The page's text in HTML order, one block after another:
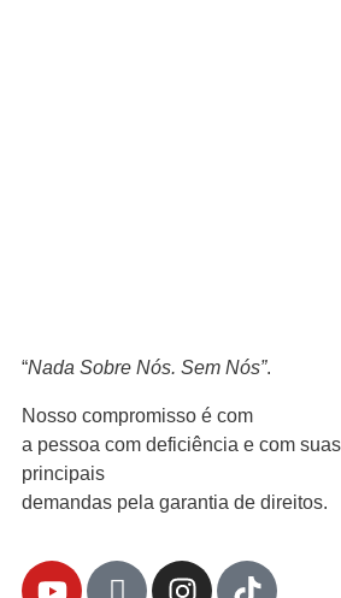
“Nada Sobre Nós. Sem Nós”.
Nosso compromisso é com
a pessoa com deficiência e com suas
principais
demandas pela garantia de direitos.